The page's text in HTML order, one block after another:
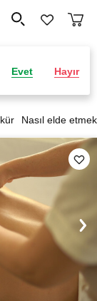
Evet Hayır
Nasıl elde etmek